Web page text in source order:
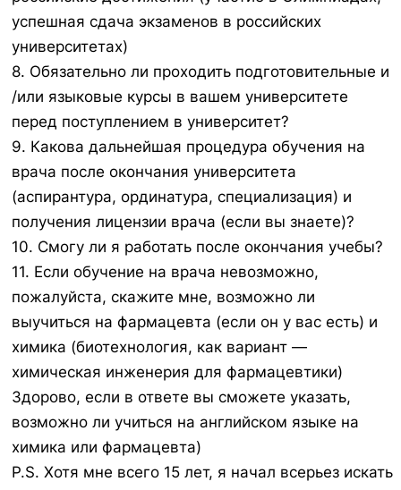
успешная сдача экзаменов в российских
университетах)
8. Обязательно ли проходить подготовительные и
/или языковые курсы в вашем университете
перед поступлением в университет?
9. Какова дальнейшая процедура обучения на
врача после окончания университета
(аспирантура, ординатура, специализация) и
получения лицензии врача (если вы знаете)?
10. Смогу ли я работать после окончания учебы?
11. Если обучение на врача невозможно,
пожалуйста, скажите мне, возможно ли
выучиться на фармацевта (если он у вас есть) и
химика (биотехнология, как вариант —
химическая инженерия для фармацевтики)
Здорово, если в ответе вы сможете указать,
возможно ли учиться на английском языке на
химика или фармацевта)
P.S. Хотя мне всего 15 лет, я начал всерьез искать